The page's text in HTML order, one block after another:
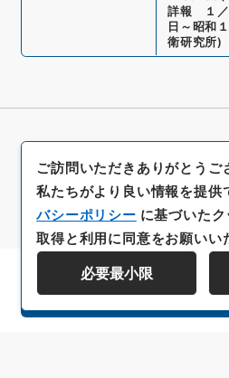
詳報 １／
日～昭和
衛研究所)
資料群階層
ご訪問いただきありがとうご
私たちがより良い情報を提供
バシーポリシー に基づいた
取得と利用に同意をお願いい
必要最小限